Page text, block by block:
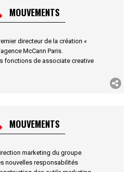
MOUVEMENTS
directeur de la création «
McCann Paris.
fonctions de associate creative
MOUVEMENTS
marketing du groupe
nouvelles responsabilités